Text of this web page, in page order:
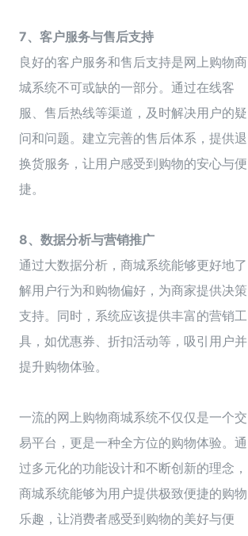
7、客户服务与售后支持
良好的客户服务和售后支持是网上购物商
城系统不可或缺的一部分。通过在线客
服、售后热线等渠道，及时解决用户的疑
问和问题。建立完善的售后体系，提供退
换货服务，让用户感受到购物的安心与便
捷。
8、数据分析与营销推广
通过大数据分析，商城系统能够更好地了
解用户行为和购物偏好，为商家提供决策
支持。同时，系统应该提供丰富的营销工
具，如优惠券、折扣活动等，吸引用户并
提升购物体验。
一流的网上购物商城系统不仅仅是一个交
易平台，更是一种全方位的购物体验。通
过多元化的功能设计和不断创新的理念，
商城系统能够为用户提供极致便捷的购物
乐趣，让消费者感受到购物的美好与便